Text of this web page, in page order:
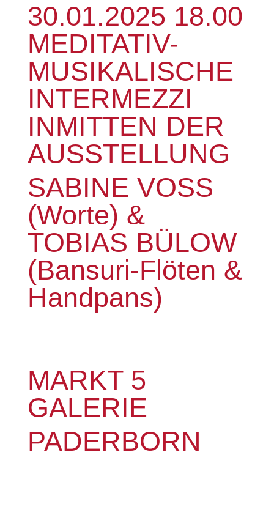
30.01.2025 18.00
MEDITATIV-
MUSIKALISCHE
INTERMEZZI
INMITTEN DER
AUSSTELLUNG
SABINE VOSS
(Worte) &
TOBIAS BÜLOW
(Bansuri-Flöten &
Handpans)
MARKT 5
GALERIE
PADERBORN